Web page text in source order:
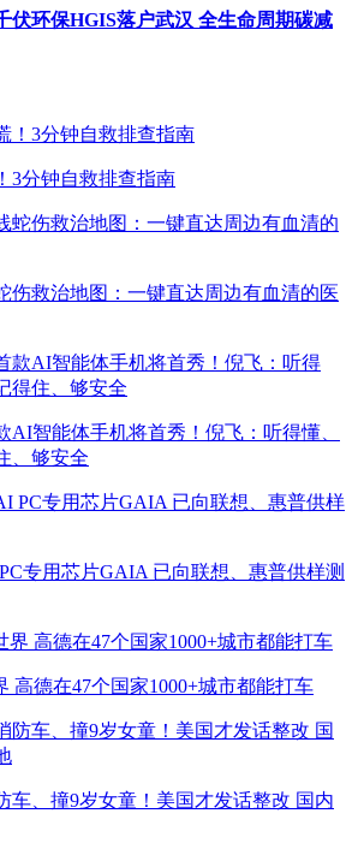
伏环保HGIS落户武汉 全生命周期碳减
3分钟自救排查指南
伤救治地图：一键直达周边有血清的医
AI智能体手机将首秀！倪飞：听得懂、
、够安全
专用芯片GAIA 已向联想、惠普供样测
高德在47个国家1000+城市都能打车
车、撞9岁女童！美国才发话整改 国内